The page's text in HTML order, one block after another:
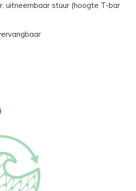
uitneembaar stuur (hoogte T-bar